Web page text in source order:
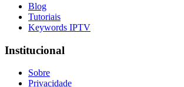
Blog
Tutoriais
Keywords IPTV
Institucional
Sobre
Privacidade